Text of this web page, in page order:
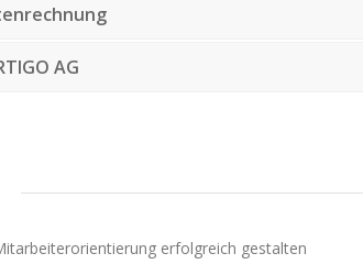
AG
erfolgreich gestalten